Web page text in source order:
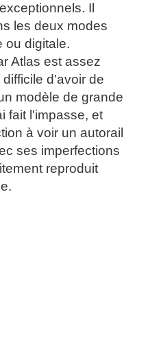
Il
les deux modes
ou digitale.
Atlas est assez
d'avoir de
modèle de grande
fait l'impasse, et
à voir un autorail
ses imperfections
reproduit